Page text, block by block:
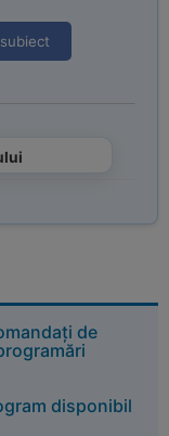
de
disponibil